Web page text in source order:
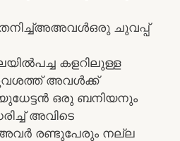
ചുവപ്പ്
കളറിലുള്ള
അവൾക്ക്
ഒരു ബനിയനും
അവിടെ
രണ്ടുപേരും നല്ല